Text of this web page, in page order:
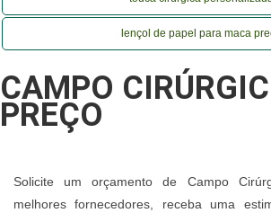
lençol de papel para maca
CAMPO
PREÇO
Solicite um orçamento de Campo
melhores fornecedores, receba uma